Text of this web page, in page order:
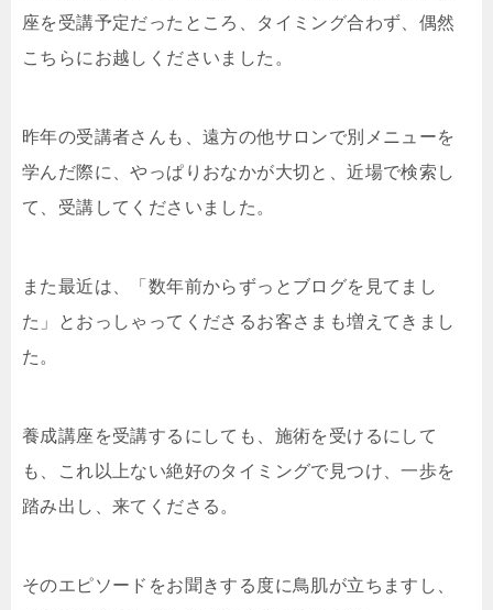
座を受講予定だったところ、タイミング合わず、偶然
こちらにお越しくださいました。
昨年の受講者さんも、遠方の他サロンで別メニューを
学んだ際に、やっぱりおなかが大切と、近場で検索し
て、受講してくださいました。
また最近は、「数年前からずっとブログを見てまし
た」とおっしゃってくださるお客さまも増えてきまし
た。
養成講座を受講するにしても、施術を受けるにして
も、これ以上ない絶好のタイミングで見つけ、一歩を
踏み出し、来てくださる。
そのエピソードをお聞きする度に鳥肌が立ちますし、